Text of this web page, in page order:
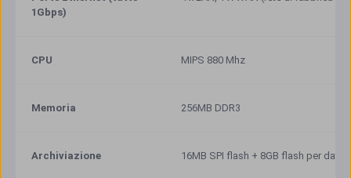
1Gbps)
CPU MIPS 880 Mhz
Memoria 256MB DDR3
Archiviazione 16MB SPI flash + 8GB flash per data